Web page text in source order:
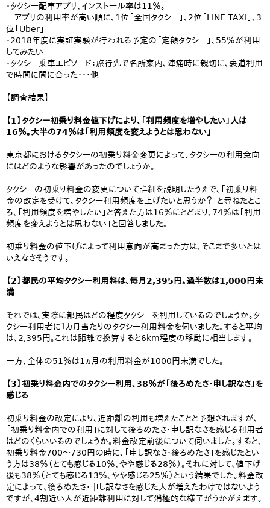
・タクシー配車アプリ、インストール率は11％。
アプリの利用率が高い順に、1位「全国タクシー」、2位「LINE TAXI」、3
位「Uber」
・2018年度に実証実験が行われる予定の「定額タクシー」、55％が利用
してみたい
・タクシー乗車エピソード：旅行先で名所案内、陣痛時に親切に、裏道利用
で時間に間に合った・・・他
【調査結果】
【1】タクシー初乗り料金値下げにより、「利用頻度を増やしたい」人は
16％。大半の74％は「利用頻度を変えようとは思わない」
東京都におけるタクシーの初乗り料金変更によって、タクシーの利用意向
にはどのような影響があったのでしょうか。
タクシーの初乗り料金の変更について詳細を説明したうえで、「初乗り料
金の改定を受けて、タクシー利用頻度を上げたいと思うか？」と尋ねたとこ
ろ、「利用頻度を増やしたい」と答えた方は16％にとどまり、74％は「利用
頻度を変えようとは思わない」と回答しました。
初乗り料金の値下げによって利用意向が高まった方は、そこまで多いとは
いえなさそうです。
【2】都民の平均タクシー利用料は、毎月2,395円。過半数は1,000円未
満
それでは、実際に都民はどの程度タクシーを利用しているのでしょうか。タ
クシー利用者に１カ月当たりのタクシー利用料金を伺いました。すると平均
は、2,395円。これは距離で換算すると6km程度の移動に相当します。
一方、全体の51％は1ヵ月の利用料金が1000円未満でした。
【3】初乗り料金内でのタクシー利用、38％が「後ろめたさ・申し訳なさ」を
感じる
初乗り料金の改定により、近距離の利用も増えたことと予想されますが、
「初乗り料金内での利用」に対して後ろめたさ・申し訳なさを感じる利用者
はどのくらいいるのでしょうか。料金改定前後について伺いました。すると、
初乗り料金700～730円の時に、「申し訳なさ・後ろめたさ」を感じたとい
う方は38％（とても感じる10％、やや感じる28％）。それに対して、値下げ
後も38％（とても感じる13％、やや感じる25％）という結果でした。料金改
定によって、後ろめたさ・申し訳なさを感じた人が増えたわけではないよう
ですが、4割近い人が近距離利用に対して消極的な様子がうかがえます。